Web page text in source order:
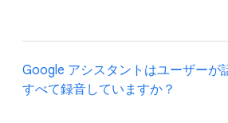
Google アシスタントは​ユーザーが​
すべて​録音していますか？